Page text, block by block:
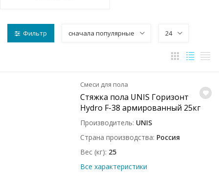
Фильтр сначала популярные 24
Смеси для пола
Стяжка пола UNIS Горизонт
Hydro F-38 армированный 25кг
Производитель UNIS
Страна производства Россия
Вес (кг) 25
Все характеристики